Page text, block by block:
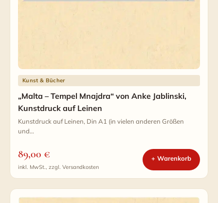
Kunst & Bücher
„Malta – Tempel Mnajdra“ von Anke Jablinski,
Kunstdruck auf Leinen
Kunstdruck auf Leinen, Din A1 (in vielen anderen Größen
und…
89,00 €
inkl. MwSt., zzgl. Versandkosten
+ Warenkorb